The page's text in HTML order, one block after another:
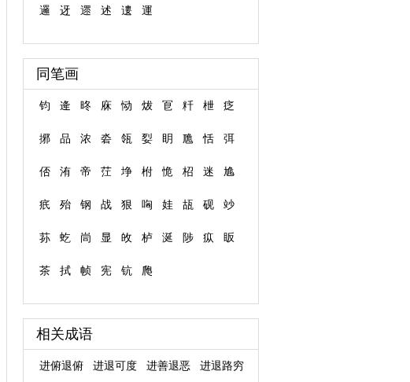
邏 迓 遝 述 遱 運
同笔画
钧 逄 昸 庥 恸 炦 冟 粁 枻 疺
捓 品 浓 沯 瓴 姴 眀 卼 恬 弭
俖 洧 帝 茳 埩 柎 恑 柖 迷 尯
疧 殆 钢 战 狠 哅 娃 瓳 砚 竗
荪 虼 峝 显 敀 栌 涎 陟 疭 眅
茶 拭 帧 宪 钪 爮
相关成语
进俯退俯 进退可度 进善退恶 进退路穷